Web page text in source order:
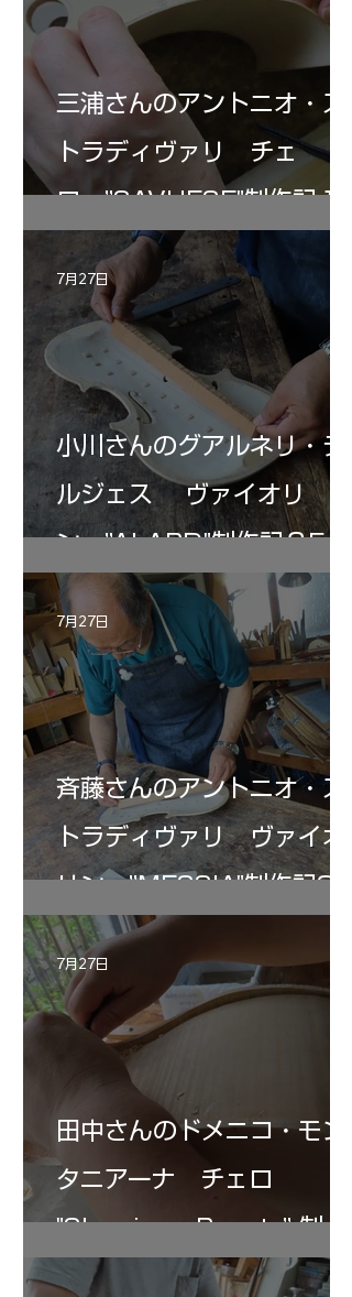
三浦さんのアントニオ・ス
トラディヴァリ チェ
ロ ”SAVUESE"制作記１2
小川さんのグアルネリ・デ
ルジェス ヴァイオリ
ン ”ALARD"制作記３5
7月27日
斉藤さんのアントニオ・ス
トラディヴァリ ヴァイオ
リン ”MESSIA"制作記33
7月27日
田中さんのドメニコ・モン
タニアーナ チェロ
"Sleeping・Beauty” 制作
記 30
7月27日